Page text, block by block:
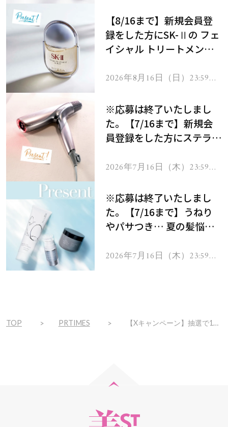
【8/16まで】新規会員登
録をした方にSK-Ⅱの フェ
イシャル トリートメント
2026年8月16日（日）23:59ま
※応募は終了いたしまし
た。【7/16まで】新規会
員登録をした方にステラボ
ヘアドライヤー ジュエル
2026年7月16日（木）23:59ま
※応募は終了いたしまし
た。【7/16まで】うねり
やパサつき… 夏の髪悩み
ムを13名様にプレゼン
2026年7月16日（木）23:59ま
TOP PRTIMES 【Xキャンペーン】抽選で10名様にAmazonギフト券が当たる「夏のワクワクキャンペーン」を絶賛実施中！